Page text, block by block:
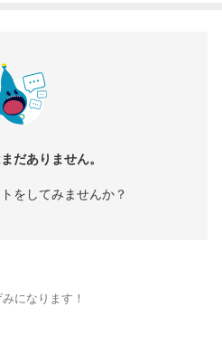
だありません。
をしてみませんか？